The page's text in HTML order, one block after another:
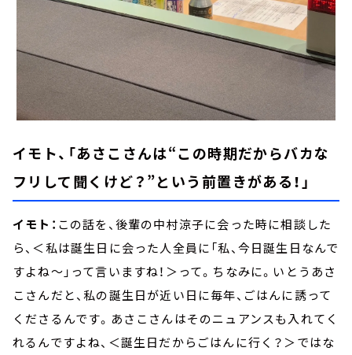
イモト、「あさこさんは“この時期だからバカな
フリして聞くけど？”という前置きがある！」
イモト： この話を、後輩の中村涼子に会った時に相談した
ら、＜私は誕生日に会った人全員に「私、今日誕生日なんで
すよね～」って言いますね！＞って。ちなみに。いとうあさ
こさんだと、私の誕生日が近い日に毎年、ごはんに誘って
くださるんです。あさこさんはそのニュアンスも入れてく
れるんですよね、＜誕生日だからごはんに行く？＞ではな